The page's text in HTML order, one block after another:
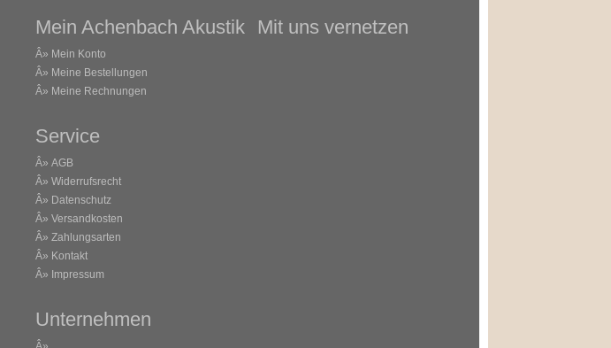
Mein Achenbach Akustik
Â» Mein Konto
Â» Meine Bestellungen
Â» Meine Rechnungen
Service
Â» AGB
Â» Widerrufsrecht
Â» Datenschutz
Â» Versandkosten
Â» Zahlungsarten
Â» Kontakt
Â» Impressum
Unternehmen
Mit uns vernetzen